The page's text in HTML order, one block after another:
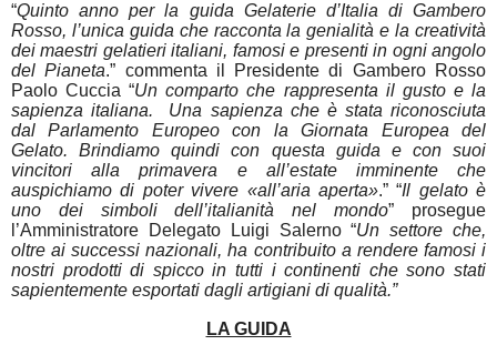
“Quinto anno per la guida Gelaterie d’Italia di Gambero
Rosso, l’unica guida che racconta la genialità e la creatività
dei maestri gelatieri italiani, famosi e presenti in ogni angolo
del Pianeta.” commenta il Presidente di Gambero Rosso
Paolo Cuccia “Un comparto che rappresenta il gusto e la
sapienza italiana. Una sapienza che è stata riconosciuta
dal Parlamento Europeo con la Giornata Europea del
Gelato. Brindiamo quindi con questa guida e con suoi
vincitori alla primavera e all’estate imminente che
auspichiamo di poter vivere «all’aria aperta».” “Il gelato è
uno dei simboli dell’italianità nel mondo” prosegue
l’Amministratore Delegato Luigi Salerno “Un settore che,
oltre ai successi nazionali, ha contribuito a rendere famosi i
nostri prodotti di spicco in tutti i continenti che sono stati
sapientemente esportati dagli artigiani di qualità.”
LA GUIDA